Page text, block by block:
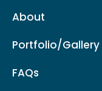
About
Portfolio/Gallery
FAQs